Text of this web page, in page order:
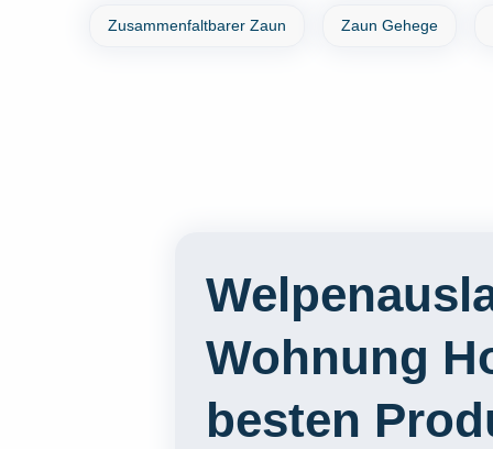
Zusammenfaltbarer Zaun Zaun Gehege
Wohnung
besten